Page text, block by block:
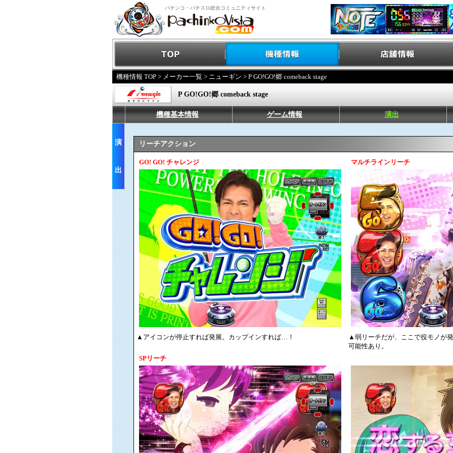
パチンコ・パチスロ総合コミュニティサイト
機種情報 TOP > メーカー一覧 > ニューギン > P GO!GO!郷 comeback stage
P GO!GO!郷 comeback stage
機種基本情報 ゲーム情報 演出
演
出
リーチアクション
GO! GO! チャレンジ マルチラインリーチ
▲アイコンが停止すれば発展。カップインすれば…！
▲弱リーチだが、ここで役モノが
可能性あり。
SPリーチ